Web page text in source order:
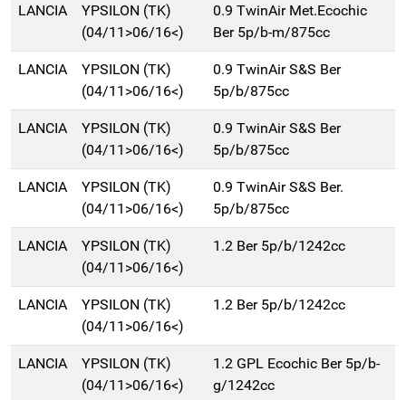
LANCIA
YPSILON (TK)
(04/11>06/16<)
0.9 TwinAir Met.Ecochic
Ber 5p/b-m/875cc
LANCIA
YPSILON (TK)
(04/11>06/16<)
0.9 TwinAir S&S Ber
5p/b/875cc
LANCIA
YPSILON (TK)
(04/11>06/16<)
0.9 TwinAir S&S Ber
5p/b/875cc
LANCIA
YPSILON (TK)
(04/11>06/16<)
0.9 TwinAir S&S Ber.
5p/b/875cc
LANCIA
YPSILON (TK)
(04/11>06/16<)
1.2 Ber 5p/b/1242cc
LANCIA
YPSILON (TK)
(04/11>06/16<)
1.2 Ber 5p/b/1242cc
LANCIA
YPSILON (TK)
(04/11>06/16<)
1.2 GPL Ecochic Ber 5p/b-
g/1242cc